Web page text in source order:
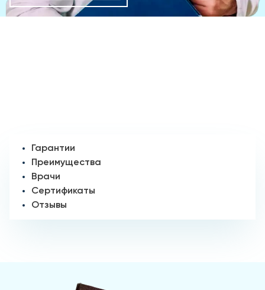
Гарантии
Преимущества
Врачи
Сертификаты
Отзывы